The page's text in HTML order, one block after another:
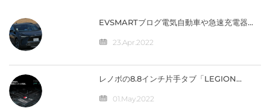
EVSMARTブログ電気自動車や急速充電器を
『BZ4X』／バッテリー残量の％表示なし
【編集部】 人気記事 最近の投稿 カテゴリー
23.Apr.2022
レノボの8.8インチ片手タブ「LEGION
か】01.May.2022